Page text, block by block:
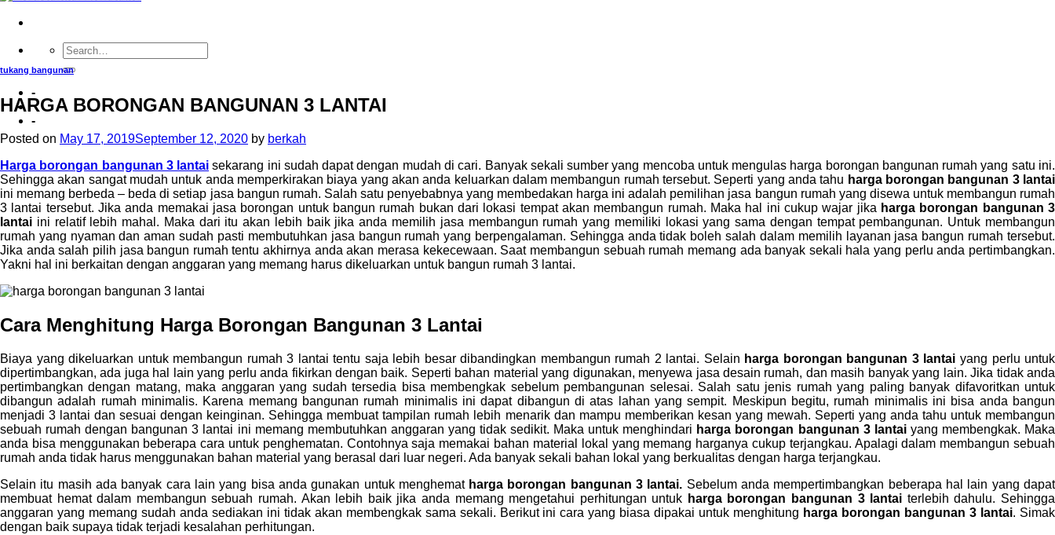
-
-
tukang bangunan
HARGA BORONGAN BANGUNAN 3 LANTAI
Posted on May 17, 2019September 12, 2020 by berkah
Harga borongan bangunan 3 lantai sekarang ini sudah dapat dengan mudah di cari. Banyak sekali sumber yang mencoba untuk mengulas harga borongan bangunan rumah yang satu ini.
Sehingga akan sangat mudah untuk anda memperkirakan biaya yang akan anda keluarkan dalam membangun rumah tersebut. Seperti yang anda tahu harga borongan bangunan 3 lantai
ini memang berbeda – beda di setiap jasa bangun rumah. Salah satu penyebabnya yang membedakan harga ini adalah pemilihan jasa bangun rumah yang disewa untuk membangun rumah
3 lantai tersebut. Jika anda memakai jasa borongan untuk bangun rumah bukan dari lokasi tempat akan membangun rumah. Maka hal ini cukup wajar jika harga borongan bangunan 3
lantai ini relatif lebih mahal. Maka dari itu akan lebih baik jika anda memilih jasa membangun rumah yang memiliki lokasi yang sama dengan tempat pembangunan. Untuk membangun
rumah yang nyaman dan aman sudah pasti membutuhkan jasa bangun rumah yang berpengalaman. Sehingga anda tidak boleh salah dalam memilih layanan jasa bangun rumah tersebut.
Jika anda salah pilih jasa bangun rumah tentu akhirnya anda akan merasa kekecewaan. Saat membangun sebuah rumah memang ada banyak sekali hala yang perlu anda pertimbangkan.
Yakni hal ini berkaitan dengan anggaran yang memang harus dikeluarkan untuk bangun rumah 3 lantai.
Cara Menghitung Harga Borongan Bangunan 3 Lantai
Biaya yang dikeluarkan untuk membangun rumah 3 lantai tentu saja lebih besar dibandingkan membangun rumah 2 lantai. Selain harga borongan bangunan 3 lantai yang perlu untuk
dipertimbangkan, ada juga hal lain yang perlu anda fikirkan dengan baik. Seperti bahan material yang digunakan, menyewa jasa desain rumah, dan masih banyak yang lain. Jika tidak anda
pertimbangkan dengan matang, maka anggaran yang sudah tersedia bisa membengkak sebelum pembangunan selesai. Salah satu jenis rumah yang paling banyak difavoritkan untuk
dibangun adalah rumah minimalis. Karena memang bangunan rumah minimalis ini dapat dibangun di atas lahan yang sempit. Meskipun begitu, rumah minimalis ini bisa anda bangun
menjadi 3 lantai dan sesuai dengan keinginan. Sehingga membuat tampilan rumah lebih menarik dan mampu memberikan kesan yang mewah. Seperti yang anda tahu untuk membangun
sebuah rumah dengan bangunan 3 lantai ini memang membutuhkan anggaran yang tidak sedikit. Maka untuk menghindari harga borongan bangunan 3 lantai yang membengkak. Maka
anda bisa menggunakan beberapa cara untuk penghematan. Contohnya saja memakai bahan material lokal yang memang harganya cukup terjangkau. Apalagi dalam membangun sebuah
rumah anda tidak harus menggunakan bahan material yang berasal dari luar negeri. Ada banyak sekali bahan lokal yang berkualitas dengan harga terjangkau.
Selain itu masih ada banyak cara lain yang bisa anda gunakan untuk menghemat harga borongan bangunan 3 lantai. Sebelum anda mempertimbangkan beberapa hal lain yang dapat
membuat hemat dalam membangun sebuah rumah. Akan lebih baik jika anda memang mengetahui perhitungan untuk harga borongan bangunan 3 lantai terlebih dahulu. Sehingga
anggaran yang memang sudah anda sediakan ini tidak akan membengkak sama sekali. Berikut ini cara yang biasa dipakai untuk menghitung harga borongan bangunan 3 lantai. Simak
dengan baik supaya tidak terjadi kesalahan perhitungan.